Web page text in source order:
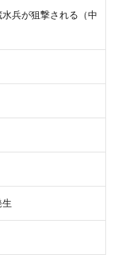
兵が狙撃される（中